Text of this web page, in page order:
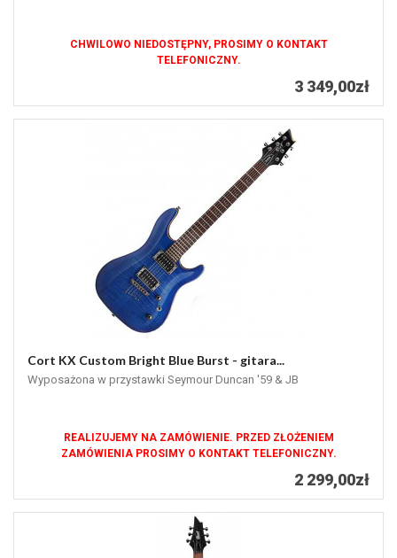
CHWILOWO NIEDOSTĘPNY, PROSIMY O KONTAKT
TELEFONICZNY.
3 349,00zł
Cort KX Custom Bright Blue Burst - gitara...
Wyposażona w przystawki Seymour Duncan '59 & JB
REALIZUJEMY NA ZAMÓWIENIE. PRZED ZŁOŻENIEM
ZAMÓWIENIA PROSIMY O KONTAKT TELEFONICZNY.
2 299,00zł